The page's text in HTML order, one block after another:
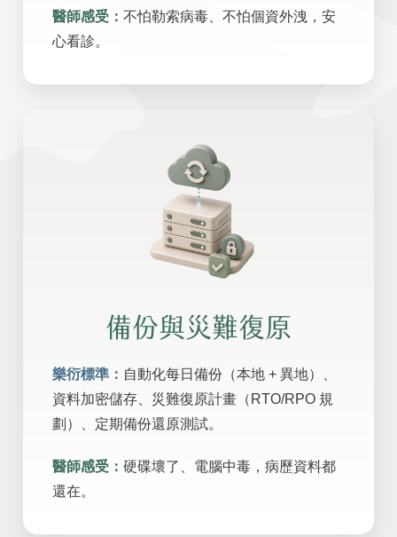
醫師感受： 不怕勒索病毒、不怕個資外洩，安
心看診。
備份與災難復原
樂衍標準： 自動化每日備份（本地 + 異地）、
資料加密儲存、災難復原計畫（RTO/RPO 規
劃）、定期備份還原測試。
醫師感受： 硬碟壞了、電腦中毒，病歷資料都
還在。